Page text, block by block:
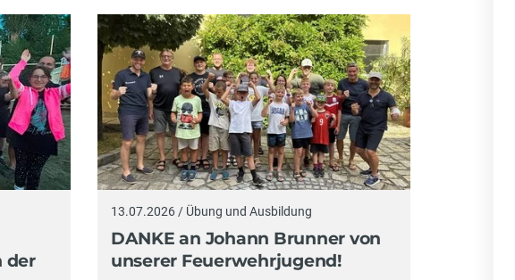
der
13.07.2026 / Übung und Ausbildung
DANKE an Johann Brunner von
unserer Feuerwehrjugend!